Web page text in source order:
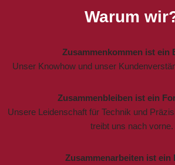
Warum
Zusammenkommen ist ein
Unser Knowhow und unser
Zusammenbleiben ist ein
Unsere Leidenschaft für Technik und
treibt uns nach vorne.
Zusammenarbeiten ist ein